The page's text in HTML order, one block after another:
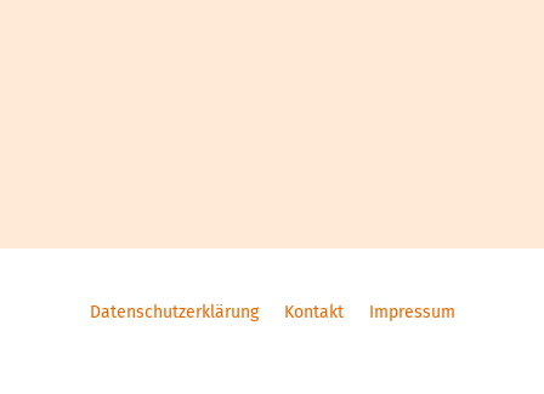
Datenschutzerklärung Kontakt Impressum